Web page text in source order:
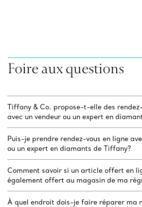
Foire aux questions
Tiffany & Co. propose-t-elle des
avec un vendeur ou un expert en
Puis-je prendre rendez-vous en ligne
ou un expert en diamants de Tiffany?
Comment savoir si un article offert en
également offert au magasin de ma
À quel endroit dois-je faire réparer ma